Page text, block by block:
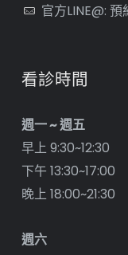
官方LINE@: 預
看診時間
週一 ~ 週五
早上 9:30~12:30
下午 13:30~17:00
晚上 18:00~21:30
週六